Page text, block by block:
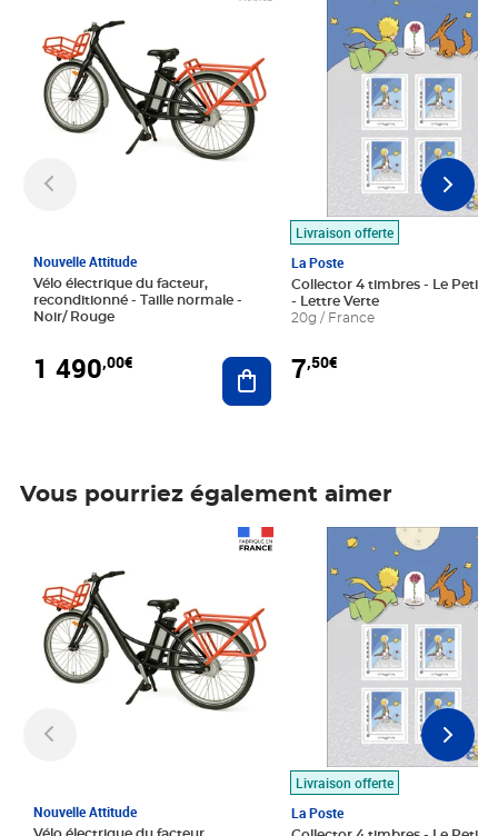
Nouvelle Attitude
Vélo électrique du facteur,
reconditionné - Taille normale -
Noir/ Rouge
1 490,00€ Ajouter au panier
Livraison offerte
La Poste
Collector 4 timbres - Le Petit
- Lettre Verte
20g / France
7,50€
Vous pourriez également aimer
Nouvelle Attitude
Livraison offerte
La Poste
Prix 7,50€